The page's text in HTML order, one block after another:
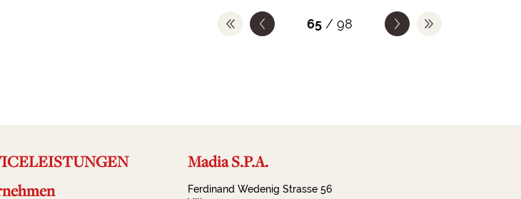
65/ 98
Madia S.P.A.
Ferdinand Wedenig Strasse 56